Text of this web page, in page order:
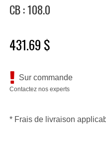
CB : 108.0
431.69 $
Sur commande
Contactez nos experts
* Frais de livraison